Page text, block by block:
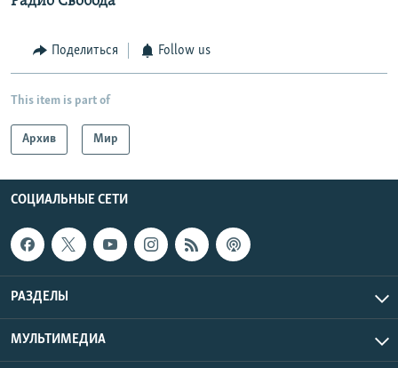
Поделиться Follow us
This item is part of
Архив Мир
СОЦИАЛЬНЫЕ СЕТИ
РАЗДЕЛЫ
МУЛЬТИМЕДИА